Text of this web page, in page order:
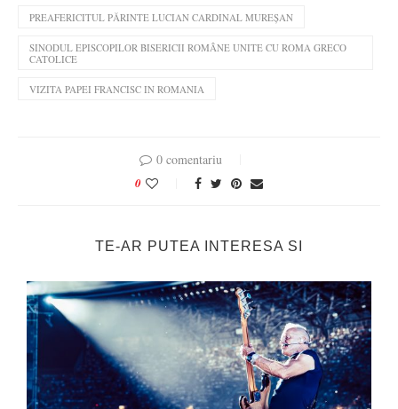
PREAFERICITUL PĂRINTE LUCIAN CARDINAL MUREȘAN
SINODUL EPISCOPILOR BISERICII ROMÂNE UNITE CU ROMA GRECO
CATOLICE
VIZITA PAPEI FRANCISC IN ROMANIA
0 comentariu
0
TE-AR PUTEA INTERESA SI